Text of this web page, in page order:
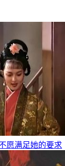
愿满足她的要求